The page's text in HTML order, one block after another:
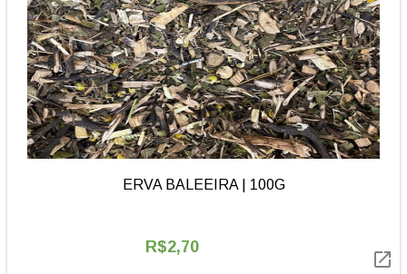
ERVA BALEEIRA | 100G
R$2,70
